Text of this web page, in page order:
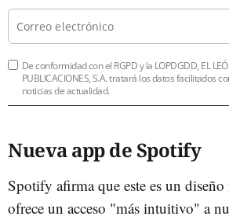
De conformidad con el RGPD y la LOPDGDD, EL
PUBLICACIONES, S.A. tratará los datos facilitados
noticias de actualidad.
Nueva app de Spotify
Spotify afirma que este es un
ofrece un acceso "más intuitivo" a